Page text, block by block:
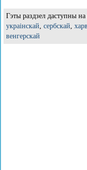
Гэты раздзел даступны на
украінскай, сербскай,
венгерскай